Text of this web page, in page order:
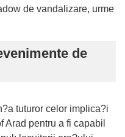
de vandalizare, urme
de
tuturor celor implica?i
Arad pentru a fi capabil